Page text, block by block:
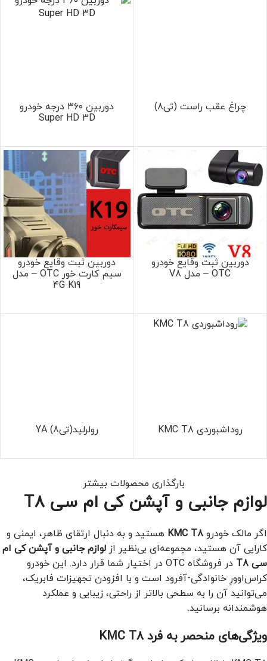
چراغ عقب راست (تی8)
دوربین ۳۶۰ درجه خودرو
Super HD 3D
دوربین ثبت وقایع خودرو
OTC – مدل V8
دوربین ثبت وقایع خودرو
سیم کارت خور OTC – مدل
4G K19
روداشبوردی KMC T8 رولرلید(تی8) YA
بارگذاری محصولات بیشتر
لوازم جانبی و آپشن کی ام سی T8
اگر مالک خودرو KMC T8 هستید و به دنبال ارتقای ظاهر، ایمنی و
کارایی آن هستید، مجموعه‌ای بی‌نظیر از لوازم جانبی و آپشن کی ام
سی T8
در فروشگاه OTC در اختیار شما قرار دارد. این خودرو
کراس‌اوورِ خانوادگی-آفرود است و با افزودن تجهیزات فابریک،
می‌توانید آن را به سطحی بالاتر از راحتی، زیبایی و عملکرد
هوشمندانه برسانید.
ویژگی‌های منحصر به فرد KMC T8